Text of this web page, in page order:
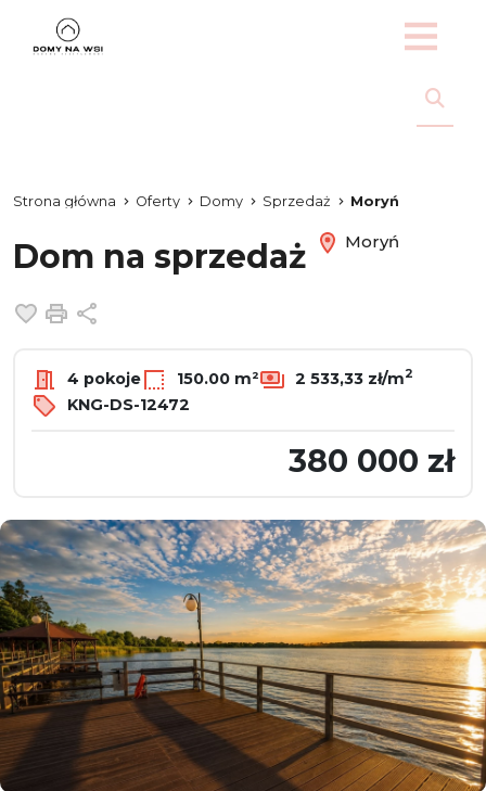
Strona główna Oferty Domy Sprzedaż Moryń
Dom na sprzedaż Moryń
Dodaj do ulubionych
Drukuj
4 pokoje 150.00 m² 2 533,33 zł/m2
KNG-DS-12472
380 000 zł